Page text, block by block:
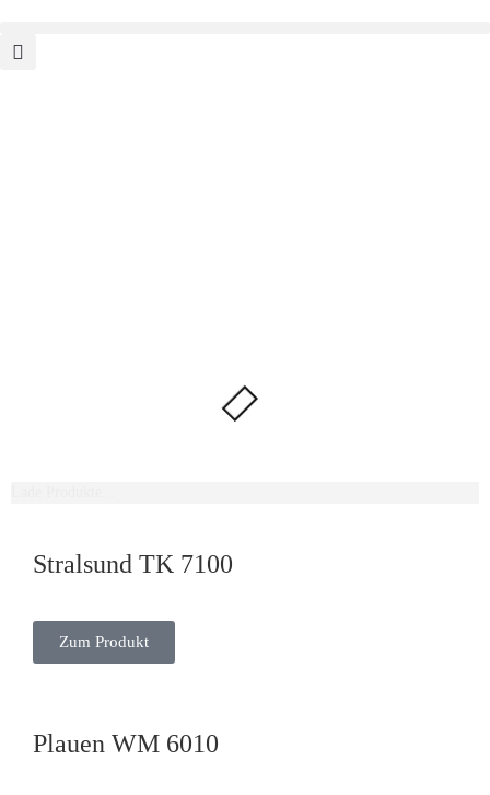
Stralsund TK 7100
Zum Produkt
Plauen WM 6010